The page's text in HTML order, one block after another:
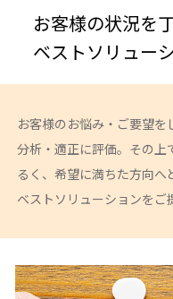
お客様の状況を
ベストソリュー
お客様のお悩み・ご要望を
分析・適正に評価。その上
るく、希望に満ちた方向へ
ベストソリューションをご